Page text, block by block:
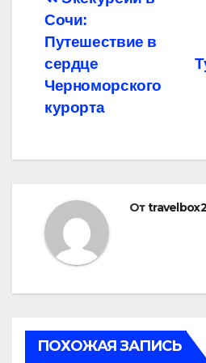
по
записям
Сочи:
Путешествие в
сердце
Черноморского
курорта
От
ПОХОЖАЯ ЗАПИСЬ